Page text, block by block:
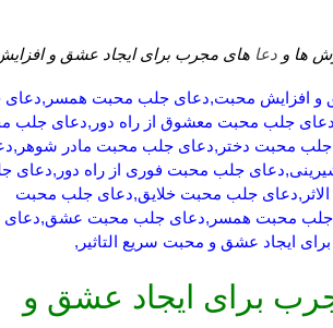
ها ودعا های مجرب برای ایجاد عشق و
و افزایش محبت,دعای جلب محبت
جلب محبت معشوق از راه دور,دعای جلب
جلب محبت دختر,دعای جلب محبت مادر
جلب محبت فوری از راه دور,دعای
جلب محبت خلایق,دعای جلب محبت
جلب محبت همسر,دعای جلب محبت عشق,دعای
ایجاد عشق و محبت سریع التاثیر,
برای ایجاد عشق و